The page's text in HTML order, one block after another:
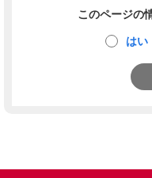
このページの
はい